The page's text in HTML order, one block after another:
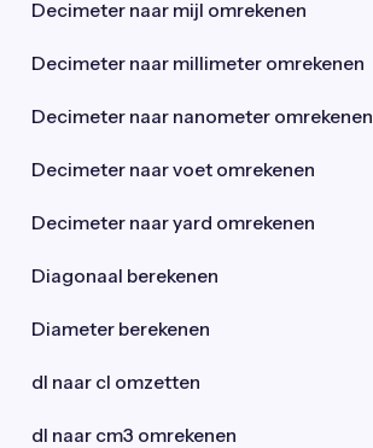
Decimeter naar mijl omrekenen
Decimeter naar millimeter omrekenen
Decimeter naar nanometer omrekenen
Decimeter naar voet omrekenen
Decimeter naar yard omrekenen
Diagonaal berekenen
Diameter berekenen
dl naar cl omzetten
dl naar cm3 omrekenen